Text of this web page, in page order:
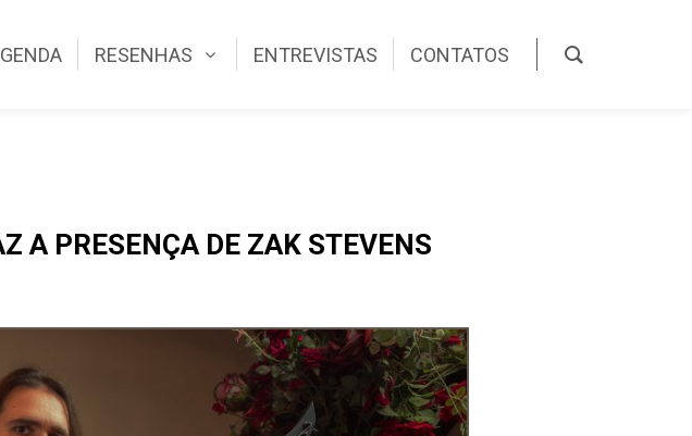
RESENHAS ENTREVISTAS CONTATOS
A PRESENÇA DE ZAK STEVENS